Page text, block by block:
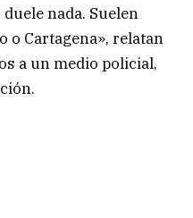
nada. Suelen
o Cartagena», relatan
a un medio policial,